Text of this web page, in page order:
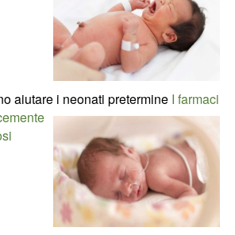
aiutare i neonati pretermine I farmaci